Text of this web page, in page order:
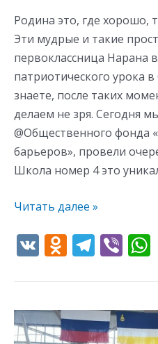
Родина это, где хорошо,
Эти мудрые и такие
первоклассница Нарана
патриотического урока
знаете, после таких
делаем не зря. Сегодня
@Общественного фонда
барьеров», провели
Школа номер 4 это
Читать далее »
V O
n
o
kl
T
e
gr
a
Vi
er
Турнир,
посвященный